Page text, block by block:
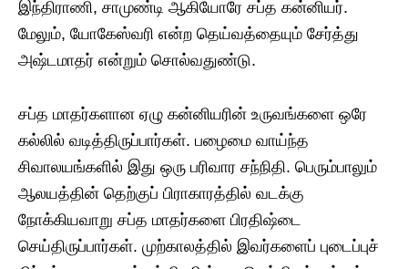
இந்திராணி, சாமுண்டி ஆகியோரே சப்த கன்னியர்.
மேலும், யோகேஸ்வரி என்ற தெய்வத்தையும் சேர்த்து
அஷ்டமாதர் என்றும் சொல்வதுண்டு.
சப்த மாதர்களான ஏழு கன்னியரின் உருவங்களை ஒரே
கல்லில் வடித்திருப்பார்கள். பழைமை வாய்ந்த
சிவாலயங்களில் இது ஒரு பரிவார சந்நிதி. பெரும்பாலும்
ஆலயத்தின் தெற்குப் பிராகாரத்தில் வடக்கு
நோக்கியவாறு சப்த மாதர்களை பிரதிஷ்டை
செய்திருப்பார்கள். முற்காலத்தில் இவர்களைப் புடைப்புச்